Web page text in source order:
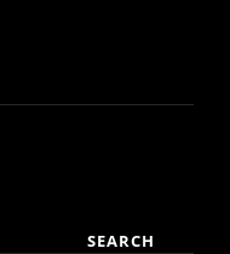
SEARCH